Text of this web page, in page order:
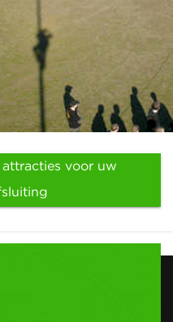
attracties voor uw